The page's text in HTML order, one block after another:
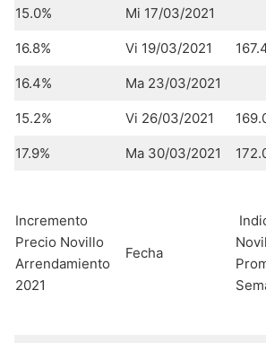
15.0% Mi 17/03/2021
16.8% Vi 19/03/2021
16.4% Ma 23/03/2021
15.2% Vi 26/03/2021
17.9% Ma 30/03/2021
Incremento
Precio Novillo
Arrendamiento
2021
Fecha